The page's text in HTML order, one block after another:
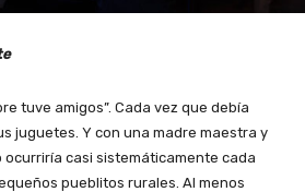
tuve amigos”. Cada vez que debía
juguetes. Y con una madre maestra y
ocurriría casi sistemáticamente cada
pueblitos rurales. Al menos